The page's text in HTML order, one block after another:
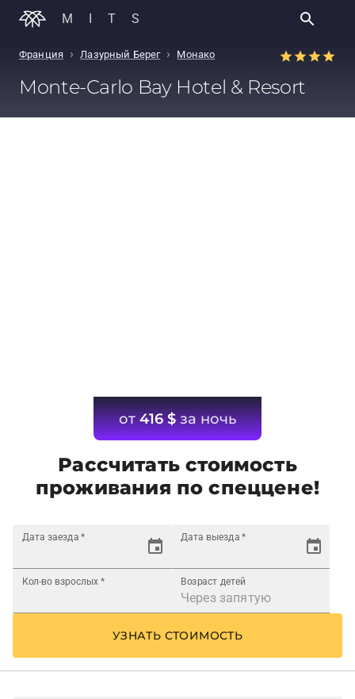
MITS
Франция › Лазурный Берег › Монако
Monte-Carlo Bay Hotel & Resort
от416 $за ночь
Рассчитать стоимость
проживания по спеццене!
Дата заезда * Дата выезда *
Кол-во взрослых * Возраст детей
УЗНАТЬ СТОИМОСТЬ